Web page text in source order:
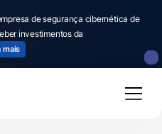
de segurança cibernética de
investimentos da
mais